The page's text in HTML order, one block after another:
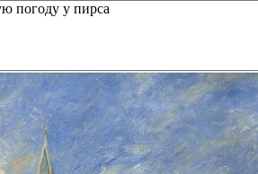
погоду у пирса